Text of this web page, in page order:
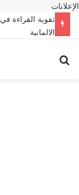
الإعلانات
تقوية القراءة في
الالمانية